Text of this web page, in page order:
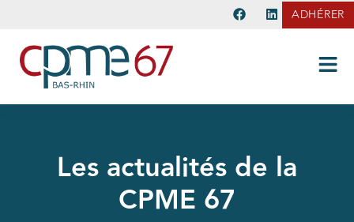
ADHÉRER
Les actualités de la
CPME 67